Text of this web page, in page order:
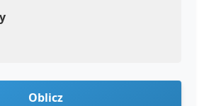
Oblicz